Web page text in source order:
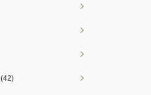
(42)